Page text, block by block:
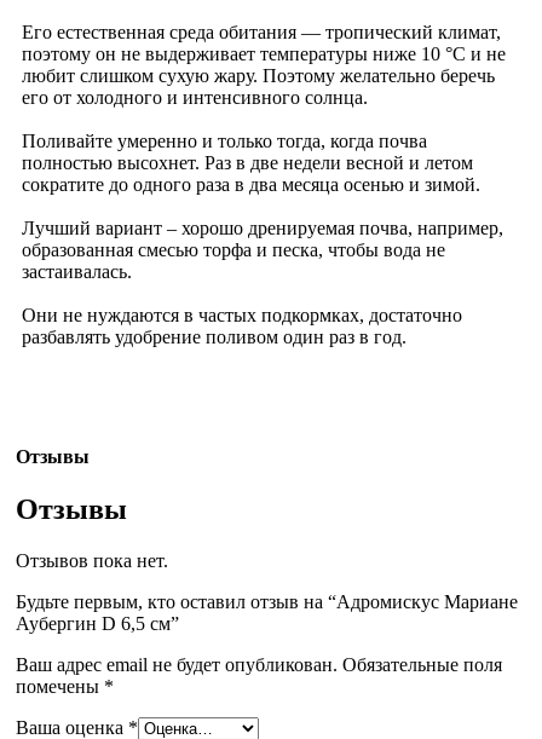
Его естественная среда обитания — тропический климат,
поэтому он не выдерживает температуры ниже 10 °C и не
любит слишком сухую жару. Поэтому желательно беречь
его от холодного и интенсивного солнца.
Поливайте умеренно и только тогда, когда почва
полностью высохнет. Раз в две недели весной и летом
сократите до одного раза в два месяца осенью и зимой.
Лучший вариант – хорошо дренируемая почва, например,
образованная смесью торфа и песка, чтобы вода не
застаивалась.
Они не нуждаются в частых подкормках, достаточно
разбавлять удобрение поливом один раз в год.
Отзывы
Отзывы
Отзывов пока нет.
Будьте первым, кто оставил отзыв на “Адромискус Мариане
Аубергин D 6,5 см”
Ваш адрес email не будет опубликован. Обязательные поля
помечены *
Ваша оценка *